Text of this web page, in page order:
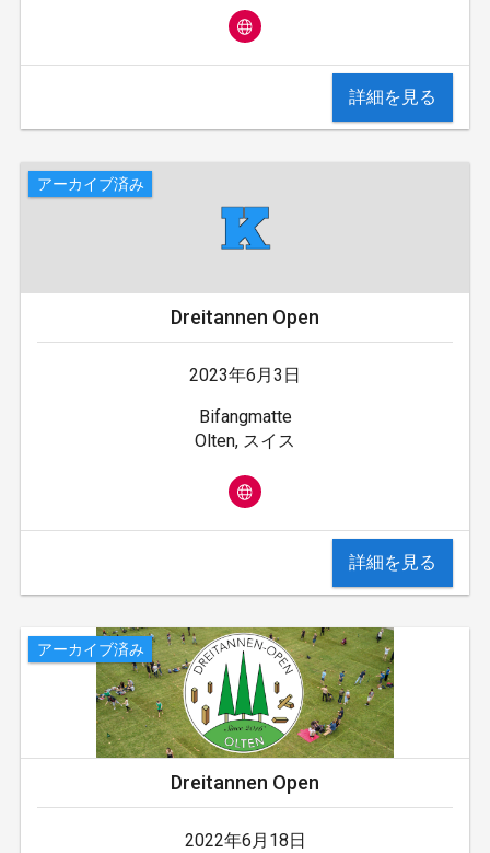
詳細を見る
アーカイブ済み
Dreitannen Open
2023年6月3日
Bifangmatte
Olten, スイス
詳細を見る
アーカイブ済み
Dreitannen Open
2022年6月18日